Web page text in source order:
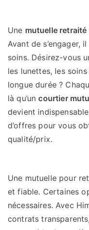
Une mutuelle retraité
Avant de s’engager,
soins. Désirez-vous
les lunettes, les
longue durée ?
là qu’uncourtier
devient
d’offres pour vous
qualité/prix.
Une mutuelle pour
et fiable. Certaines
nécessaires. Avec
contrats